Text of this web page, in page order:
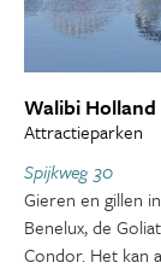
Walibi Holland
Attractieparken
Spijkweg 30
Gieren en gillen
Benelux, de
Condor. Het kan